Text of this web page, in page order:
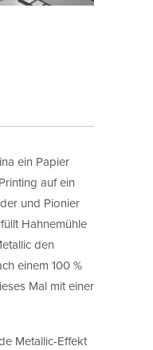
ein Papier
auf ein
und Pionier
Hahnemühle
den
einem 100 %
Mal mit einer
Metallic-Effekt